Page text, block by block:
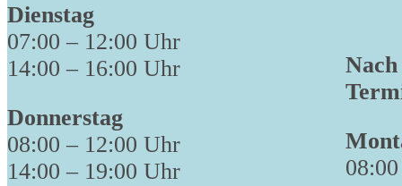
Dienstag
07:00 – 12:00 Uhr
14:00 – 16:00 Uhr
Donnerstag
08:00 – 12:00 Uhr
14:00 – 19:00 Uhr